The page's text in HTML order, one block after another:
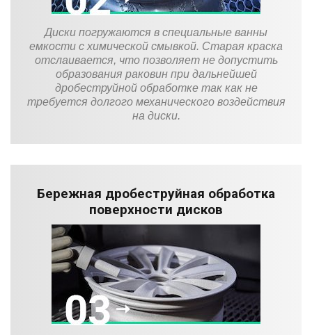
Диски погружаются в специальные ванны
емкости с химической смывкой. Старая краска
отслаивается, что позволяет не допустить
образования раковин при дальнейшей
дробеструйной обработке так как не
требуется долгого механического воздействия
на диски.
Бережная дробеструйная обработка
поверхности дисков